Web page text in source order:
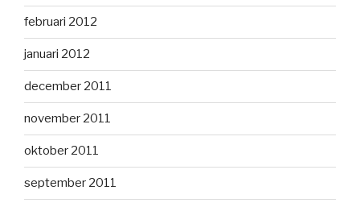
februari 2012
januari 2012
december 2011
november 2011
oktober 2011
september 2011